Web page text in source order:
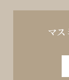
マス